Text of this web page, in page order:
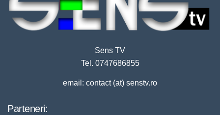
Sens TV
Tel. 0747686855
email: contact (at) senstv.ro
Parteneri: